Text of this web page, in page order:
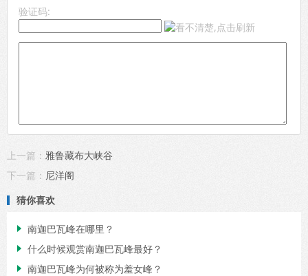
验证码:
上一篇： 雅鲁藏布大峡谷
下一篇： 尼洋阁
猜你喜欢
 南迦巴瓦峰在哪里？
 什么时候观赏南迦巴瓦峰最好？
 南迦巴瓦峰为何被称为羞女峰？